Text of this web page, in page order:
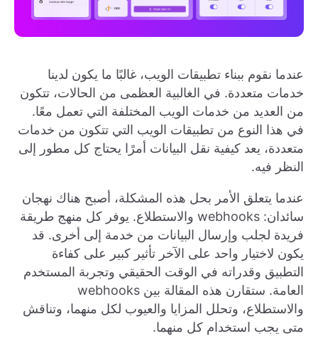
عندما نقوم ببناء تطبيقات الويب، غالبًا ما يكون لدينا
خدمات متعددة. في الغالبية العظمى من الحالات، تتكون
من العديد من خدمات الويب المختلفة التي تعمل معًا.
في هذا النوع من تطبيقات الويب التي تتكون من خدمات
متعددة، يعد كيفية نقل البيانات أمرًا يحتاج كل مطور إلى
النظر فيه.
عندما يتعلق الأمر بحل هذه المشكلة، أصبح هناك نهجان
سائدان: webhooks والاستطلاع. يوفر كل منهج طريقة
فريدة لجلب وإرسال البيانات من خدمة إلى أخرى. قد
يكون لاختيار واحد على الآخر تأثير كبير على كفاءة
التطبيق وقدراته في الوقت الحقيقي وتجربة المستخدم
العامة. ستقارن هذه المقالة بين webhooks
والاستطلاع، وتحلل المزايا والعيوب لكل منهما، وتناقش
متى يجب استخدام كل منهما.